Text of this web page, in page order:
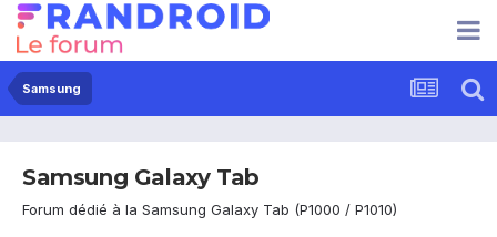
Samsung
Samsung Galaxy Tab
Forum dédié à la Samsung Galaxy Tab (P1000 / P1010)